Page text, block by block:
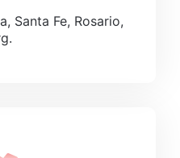
Santa Fe, Rosario,